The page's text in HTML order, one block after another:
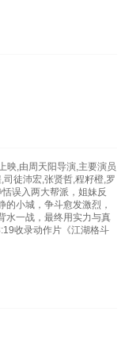
映,由周天阳导演,主要演员
徒沛宏,张贤哲,程籽橙,罗
恬误入两大帮派，姐妹反
的小城，争斗愈发激烈，
水一战，最终用实力与真
收录动作片《江湖格斗